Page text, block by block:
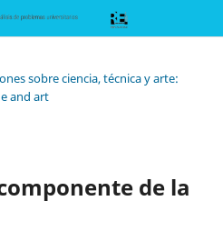
sobre ciencia, técnica y arte:
and art
de la